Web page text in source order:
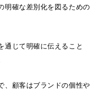
明確な差別化を図るための
通じて明確に伝えること
、顧客はブランドの個性や